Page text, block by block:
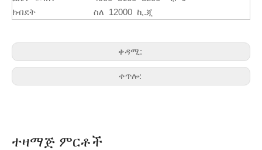
ክብደት
ስለ 12000 ኪ.ጂ
ቀዳሚ:
ቀጥሎ:
ተዛማጅ ምርቶች